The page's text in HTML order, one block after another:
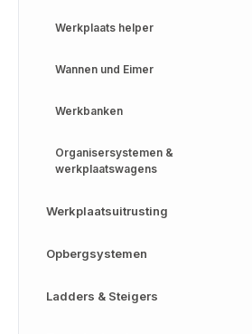
Werkplaats helper
Wannen und Eimer
Werkbanken
Organisersystemen &
werkplaatswagens
Werkplaatsuitrusting
Opbergsystemen
Ladders & Steigers